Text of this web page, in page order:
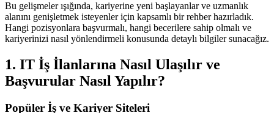
Bu gelişmeler ışığında, kariyerine yeni başlayanlar ve uzmanlık
alanını genişletmek isteyenler için kapsamlı bir rehber hazırladık.
Hangi pozisyonlara başvurmalı, hangi becerilere sahip olmalı ve
kariyerinizi nasıl yönlendirmeli konusunda detaylı bilgiler sunacağız.
1. IT İş İlanlarına Nasıl Ulaşılır ve
Başvurular Nasıl Yapılır?
Popüler İş ve Kariyer Siteleri